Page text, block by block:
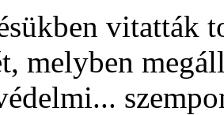
vitatták
melyben